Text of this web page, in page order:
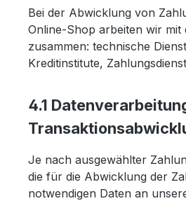
Bei der Abwicklung von
Online-Shop arbeiten wir mit
zusammen: technische
Kreditinstitute,
4.1
Je nach ausgewählter
die für die Abwicklung der
notwendigen Daten an